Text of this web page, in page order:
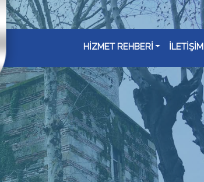
HİZMET REHBERİ İLETİŞİM